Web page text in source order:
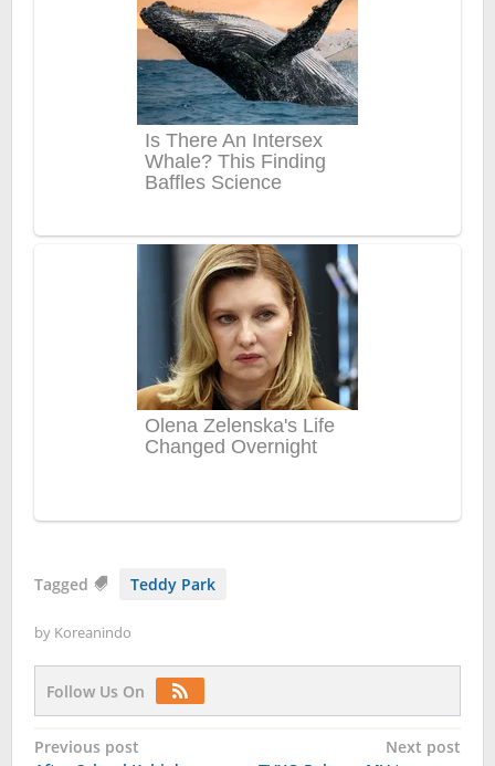
Tagged Teddy Park
by Koreanindo
Follow Us On
Post
Previous post
Next post